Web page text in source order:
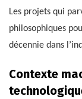
Les projets qui
philosophiques
décennie dans
Contexte